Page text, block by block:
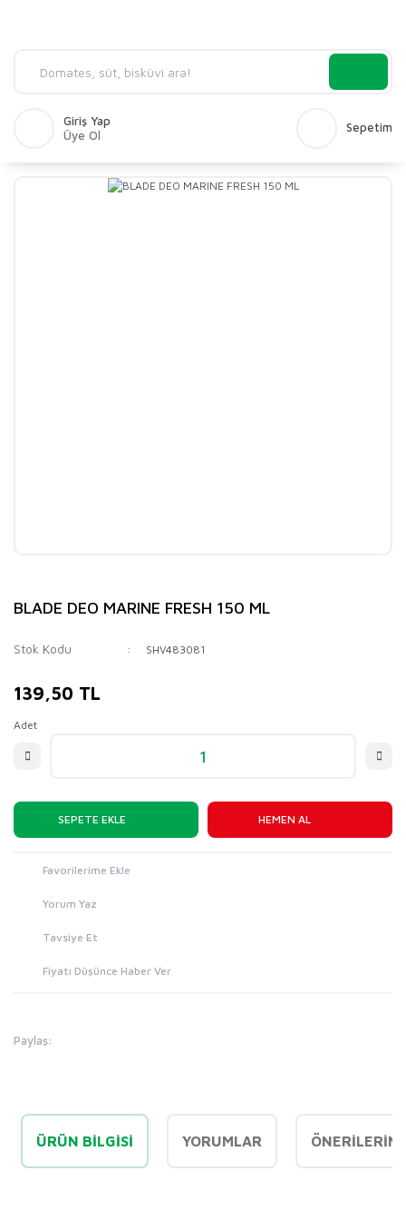
Giriş Yap
Üye Ol
Sepetim
BLADE DEO MARINE FRESH 150 ML
Stok Kodu SHV483081
139,50 TL
Adet
SEPETE EKLE HEMEN AL
Yorum Yaz
Tavsiye Et
Fiyatı Düşünce Haber Ver
Paylaş:
ÜRÜN BILGISI YORUMLAR